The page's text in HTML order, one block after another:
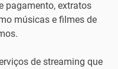
pagamento, extratos
músicas e filmes de
de streaming que